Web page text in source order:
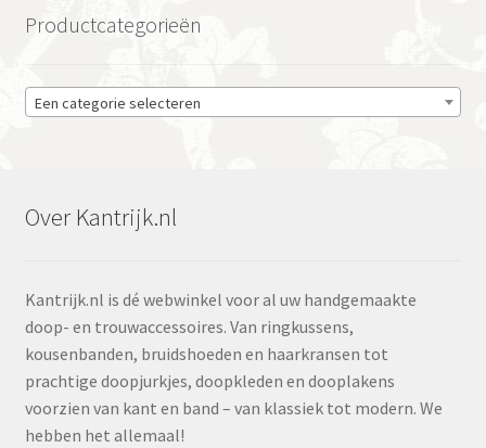
Productcategorieën
Een categorie selecteren
Over Kantrijk.nl
Kantrijk.nl is dé webwinkel voor al uw handgemaakte
doop- en trouwaccessoires. Van ringkussens,
kousenbanden, bruidshoeden en haarkransen tot
prachtige doopjurkjes, doopkleden en dooplakens
voorzien van kant en band – van klassiek tot modern. We
hebben het allemaal!